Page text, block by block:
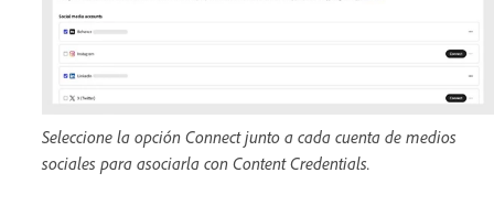
Seleccione la opción Connect junto a cada cuenta de medios
sociales para asociarla con Content Credentials.